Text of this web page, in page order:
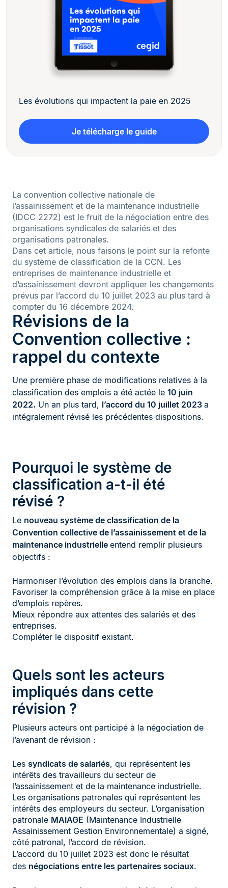
Les évolutions qui impactent la paie en 2025
Je télécharge le guide
La convention collective nationale de
l’assainissement et de la maintenance industrielle
(IDCC 2272) est le fruit de la négociation entre des
organisations syndicales de salariés et des
organisations patronales.
Dans cet article, nous faisons le point sur la refonte
du système de classification de la CCN. Les
entreprises de maintenance industrielle et
d’assainissement devront appliquer les changements
prévus par l’accord du 10 juillet 2023 au plus tard à
compter du 16 décembre 2024.
Révisions de la
Convention collective :
rappel du contexte
Une première phase de modifications relatives à la
classification des emplois a été actée le 10 juin
2022. Un an plus tard, l’accord du 10 juillet 2023 a
intégralement révisé les précédentes dispositions.
Pourquoi le système de
classification a-t-il été
révisé ?
Le nouveau système de classification de la
Convention collective de l’assainissement et de la
maintenance industrielle entend remplir plusieurs
objectifs :
Harmoniser l’évolution des emplois dans la branche.
Favoriser la compréhension grâce à la mise en place
d’emplois repères.
Mieux répondre aux attentes des salariés et des
entreprises.
Compléter le dispositif existant.
Quels sont les acteurs
impliqués dans cette
révision ?
Plusieurs acteurs ont participé à la négociation de
l’avenant de révision :
Les syndicats de salariés, qui représentent les
intérêts des travailleurs du secteur de
l’assainissement et de la maintenance industrielle.
Les organisations patronales qui représentent les
intérêts des employeurs du secteur. L’organisation
patronale MAIAGE (Maintenance Industrielle
Assainissement Gestion Environnementale) a signé,
côté patronal, l’accord de révision.
L’accord du 10 juillet 2023 est donc le résultat
des négociations entre les partenaires sociaux.